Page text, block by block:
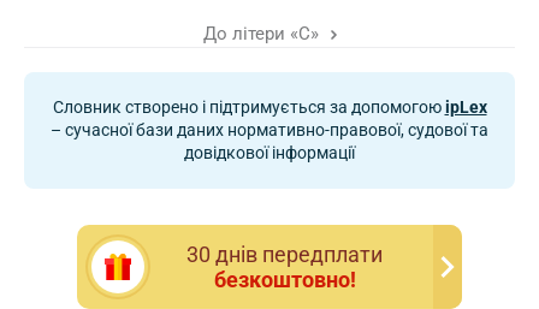
До літери «С»
Словник створено і підтримується за допомогоюipLex
– сучасної бази даних нормативно-правової, судової та
довідкової інформації
30 днiв передплати
безкоштовно!